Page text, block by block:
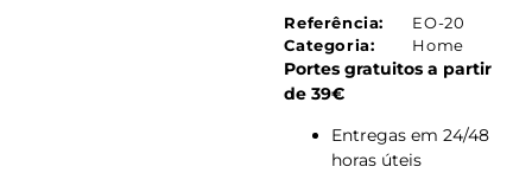
Referência:
EO-20
Categoria:
Home
Portes gratuitos a partir
de 39€
Entregas em 24/48
horas úteis